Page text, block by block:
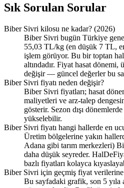
Sık Sorulan Sorular
Biber Sivri kilosu ne kadar? (2026)
Biber Sivri bugün Türkiye
55,03 TL/kg (en düşük 7 TL,
işlem görüyor. Bu bir toptan hal
altındadır. Fiyat hasat
değişir — güncel değerler bu
Biber Sivri fiyatı neden değişir?
Biber Sivri fiyatları; hasat
maliyetleri ve arz-talep
gösterir. Sezon dışı
yükselebilir.
Biber Sivri fiyatı hangi hallerde en
Üretim bölgelerine yakın
Adana gibi tarım merkezleri)
daha düşük seyreder.
bazlı fiyatları kolayca
Biber Sivri için geçmiş fiyat verilerine
Bu sayfadaki grafik, son 5